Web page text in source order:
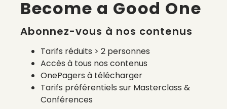
La liste des prestataires du bilan carbone d’une marque
de mode
Become a Good One
Abonnez-vous à nos contenus
Tarifs réduits > 2 personnes
Accès à tous nos contenus
OnePagers à télécharger
Tarifs préférentiels sur Masterclass &
Conférences